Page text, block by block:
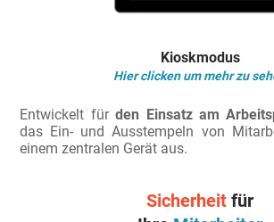
Kioskmodus
Hier clicken um mehr zu
Entwickelt fürden Einsatz am
das Ein- und Ausstempeln von
einem zentralen Gerät aus.
Sicherheitfür